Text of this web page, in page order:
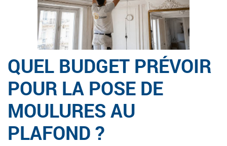
QUEL BUDGET PRÉVOIR
POUR LA POSE DE
MOULURES AU
PLAFOND ?